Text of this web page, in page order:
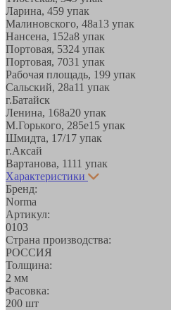
Ларина, 459 упак
Малиновского, 48а13 упак
Нансена, 152а8 упак
Портовая, 5324 упак
Портовая, 7031 упак
Рабочая площадь, 199 упак
Сальский, 28a11 упак
г.Батайск
Ленина, 168а20 упак
М.Горького, 285е15 упак
Шмидта, 17/1 7 упак
г.Аксай
Вартанова, 1111 упак
Характеристики
Бренд:
Norma
Артикул:
0103
Страна производства:
РОССИЯ
Толщина:
2 мм
Фасовка:
200 шт